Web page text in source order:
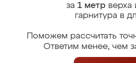
за 1 метрверха
гарнитура в
Поможем рассчитать
Ответим менее, чем